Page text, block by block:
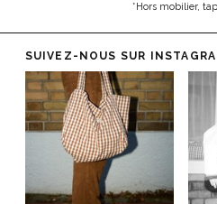
*Hors mobilier,
SUIVEZ-NOUS SUR